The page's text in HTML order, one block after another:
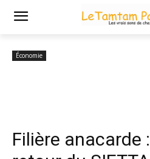
Accueil Filière anacarde :
Économie
Filière anacarde